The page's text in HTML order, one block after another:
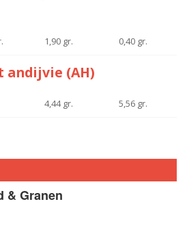
1,90 gr. 0,40 gr.
andijvie (AH)
4,44 gr. 5,56 gr.
& Granen